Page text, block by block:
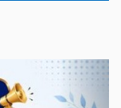
Next